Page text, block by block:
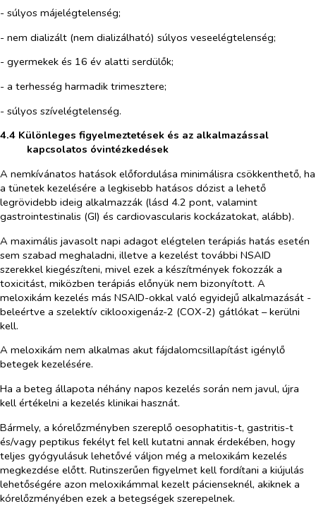
- súlyos májelégtelenség;
- nem dializált (nem dializálható) súlyos veseelégtelenség;
- gyermekek és 16 év alatti serdülők;
- a terhesség harmadik trimesztere;
- súlyos szívelégtelenség.
4.4 Különleges figyelmeztetések és az alkalmazással
kapcsolatos óvintézkedések
A nemkívánatos hatások előfordulása minimálisra csökkenthető, ha
a tünetek kezelésére a legkisebb hatásos dózist a lehető
legrövidebb ideig alkalmazzák (lásd 4.2 pont, valamint
gastrointestinalis (GI) és cardiovascularis kockázatokat, alább).
A maximális javasolt napi adagot elégtelen terápiás hatás esetén
sem szabad meghaladni, illetve a kezelést további NSAID
szerekkel kiegészíteni, mivel ezek a készítmények fokozzák a
toxicitást, miközben terápiás előnyük nem bizonyított. A
meloxikám kezelés más NSAID-okkal való egyidejű alkalmazását -
beleértve a szelektív ciklooxigenáz-2 (COX-2) gátlókat – kerülni
kell.
A meloxikám nem alkalmas akut fájdalomcsillapítást igénylő
betegek kezelésére.
Ha a beteg állapota néhány napos kezelés során nem javul, újra
kell értékelni a kezelés klinikai hasznát.
Bármely, a kórelőzményben szereplő oesophatitis-t, gastritis-t
és/vagy peptikus fekélyt fel kell kutatni annak érdekében, hogy
teljes gyógyulásuk lehetővé váljon még a meloxikám kezelés
megkezdése előtt. Rutinszerűen figyelmet kell fordítani a kiújulás
lehetőségére azon meloxikámmal kezelt pácienseknél, akiknek a
kórelőzményében ezek a betegségek szerepelnek.